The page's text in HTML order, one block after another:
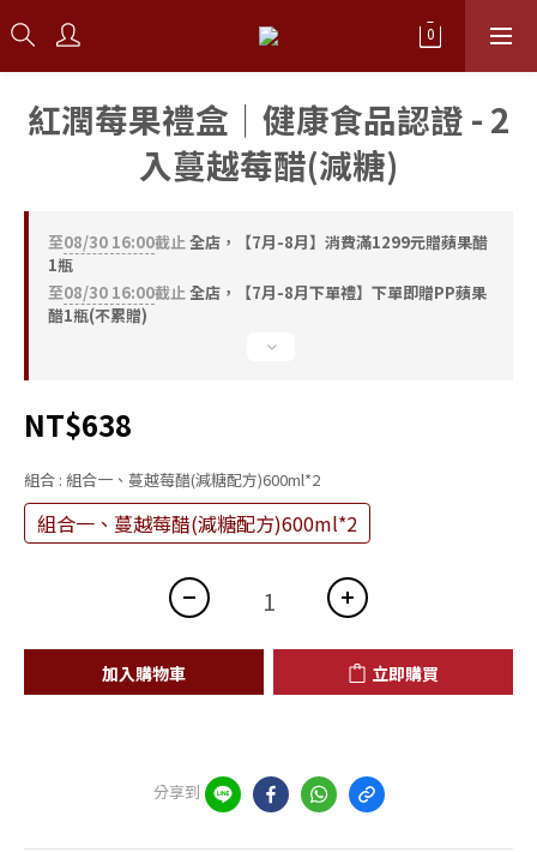
紅潤莓果禮盒｜健康食品認證 - 2
入蔓越莓醋(減糖)
至08/30 16:00截止全店，【7月-8月】消費滿1299元贈蘋果醋
1瓶
至08/30 16:00截止全店，【7月-8月下單禮】下單即贈PP蘋果
醋1瓶(不累贈)
NT$638
組合 : 組合一、蔓越莓醋(減糖配方)600ml*2
組合一、蔓越莓醋(減糖配方)600ml*2
加入購物車 立即購買
分享到